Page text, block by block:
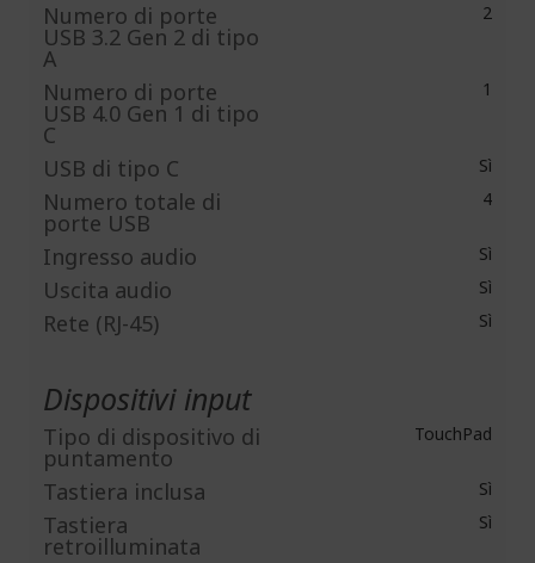
Numero di porte
USB 3.2 Gen 2 di tipo
A
2
Numero di porte
USB 4.0 Gen 1 di tipo
C
1
USB di tipo C Sì
Numero totale di
porte USB
4
Ingresso audio Sì
Uscita audio Sì
Rete (RJ-45) Sì
Dispositivi input
Tipo di dispositivo di
puntamento
TouchPad
Tastiera inclusa Sì
Tastiera
retroilluminata
Sì